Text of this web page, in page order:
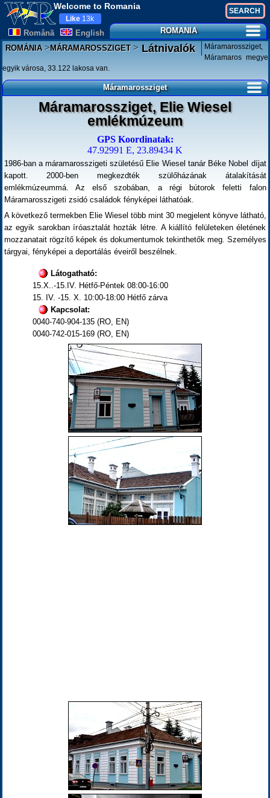
Welcome to Romania
Românã English
Like 13k
ROMANIA
ROMÁNIA>MÁRAMAROSSZIGET>Látnivalók
Máramarossziget,
Máramaros megye
egyik városa, 33.122 lakosa van.
Máramarossziget
Máramarossziget, Elie Wiesel
emlékmúzeum
GPS Koordinatak:
47.92991 E, 23.89434 K
1986-ban a máramarosszigeti születésű Elie Wiesel tanár Béke Nobel díjat
kapott. 2000-ben megkezdték szülőházának átalakítását
emlékmúzeummá. Az első szobában, a régi bútorok feletti falon
Máramarosszigeti zsidó családok fényképei láthatóak.
A következő termekben Elie Wiesel több mint 30 megjelent könyve látható,
az egyik sarokban íróasztalát hozták létre. A kiállító felületeken életének
mozzanatait rögzítő képek és dokumentumok tekinthetők meg. Személyes
tárgyai, fényképei a deportálás éveiről beszélnek.
Látogatható:
15.X..-15.IV. Hétfő-Péntek 08:00-16:00
15. IV. -15. X. 10:00-18:00 Hétfő zárva
Kapcsolat:
0040-740-904-135 (RO, EN)
0040-742-015-169 (RO, EN)